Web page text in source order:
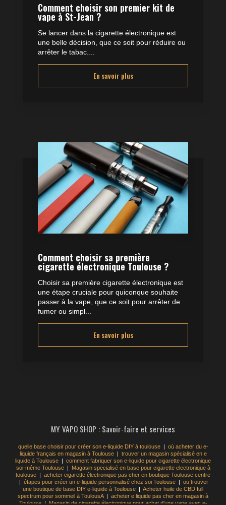
Comment choisir son premier kit de
vape à St-Jean ?
Se lancer dans la cigarette électronique est
une belle décision, que ce soit pour réduire ou
arrêter le tabac....
En savoir plus
Comment choisir sa première
cigarette électronique Toulouse ?
Choisir sa première cigarette électronique est
une étape cruciale pour quiconque souhaite
passer à la vape, que ce soit pour arrêter de
fumer ou simpl...
En savoir plus
MY VAPO SHOP : Savoir-faire et services
quelle base choisir pour créer son e-liquide DIY à toulouse| où acheter du e-
liquide français en magasin à Toulouse| trouver un magasin spécialisé en e
liquide à Toulouse
comment fabriquer son e-liquide pour cigarette électronique
soi-même Toulouse|
Magasin specialisé en base pour cigarette electronique à
toulouse
acheter cigarette électronique pas cher en boutique Toulouse centre
étapes pour créer un e-liquide personnalisé chez soi Toulouse
ou trouver
une boutique de base DIY e-liquide à Toulouse
Acheter huile de CBD full
spectrum pour sommeil à ToulousA| acheter e liquide pas cher en magasin à
Toulouse| Magasin de cigarette électronique pour achat d'une vape avec e-